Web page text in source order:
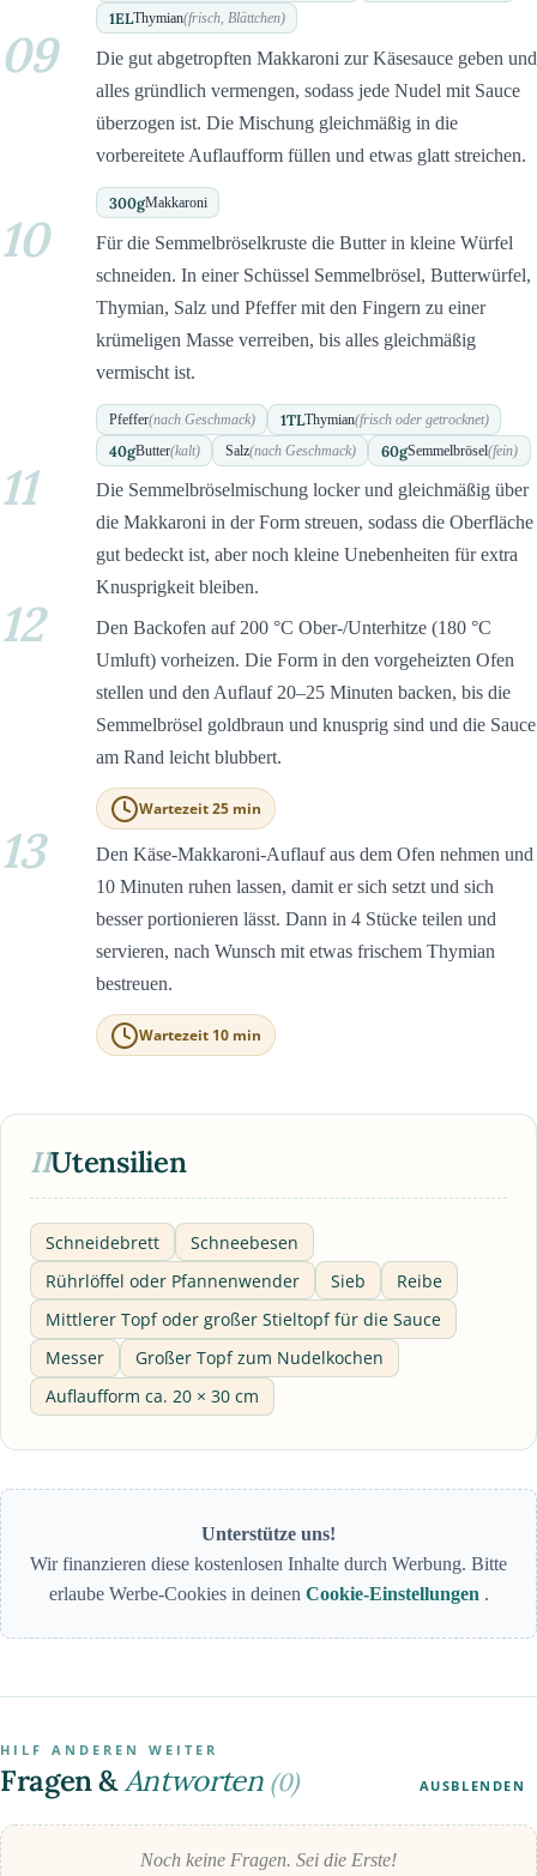
1ELThymian(frisch, Blättchen)
09
Die gut abgetropften Makkaroni zur Käsesauce geben und
alles gründlich vermengen, sodass jede Nudel mit Sauce
überzogen ist. Die Mischung gleichmäßig in die
vorbereitete Auflaufform füllen und etwas glatt streichen.
300gMakkaroni
10
Für die Semmelbröselkruste die Butter in kleine Würfel
schneiden. In einer Schüssel Semmelbrösel, Butterwürfel,
Thymian, Salz und Pfeffer mit den Fingern zu einer
krümeligen Masse verreiben, bis alles gleichmäßig
vermischt ist.
Pfeffer(nach Geschmack) 1TLThymian(frisch oder getrocknet)
40gButter(kalt) Salz(nach Geschmack) 60gSemmelbrösel(fein)
11
Die Semmelbröselmischung locker und gleichmäßig über
die Makkaroni in der Form streuen, sodass die Oberfläche
gut bedeckt ist, aber noch kleine Unebenheiten für extra
Knusprigkeit bleiben.
12
Den Backofen auf 200 °C Ober-/Unterhitze (180 °C
Umluft) vorheizen. Die Form in den vorgeheizten Ofen
stellen und den Auflauf 20–25 Minuten backen, bis die
Semmelbrösel goldbraun und knusprig sind und die Sauce
am Rand leicht blubbert.
Wartezeit 25 min
13
Den Käse-Makkaroni-Auflauf aus dem Ofen nehmen und
10 Minuten ruhen lassen, damit er sich setzt und sich
besser portionieren lässt. Dann in 4 Stücke teilen und
servieren, nach Wunsch mit etwas frischem Thymian
bestreuen.
Wartezeit 10 min
IIUtensilien
Schneidebrett
Schneebesen
Rührlöffel oder Pfannenwender
Sieb
Reibe
Mittlerer Topf oder großer Stieltopf für die Sauce
Messer
Großer Topf zum Nudelkochen
Auflaufform ca. 20 × 30 cm
Unterstütze uns!
Wir finanzieren diese kostenlosen Inhalte durch Werbung. Bitte
erlaube Werbe-Cookies in deinen Cookie-Einstellungen .
HILF ANDEREN WEITER
Fragen &Antworten (0) AUSBLENDEN
Noch keine Fragen. Sei die Erste!